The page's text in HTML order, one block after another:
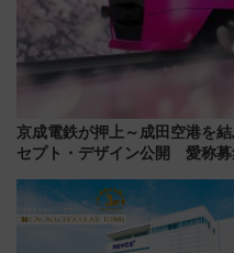
京成電鉄が押上～成田空港を
セプト・デザイン公開 愛称募